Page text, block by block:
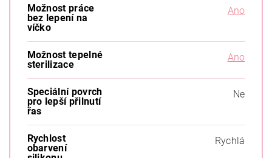
Možnost práce
bez lepení na
víčko
Ano
Možnost tepelné
sterilizace
Ano
Speciální povrch
pro lepší přilnutí
řas
Ne
Rychlost
obarvení
Rychlá